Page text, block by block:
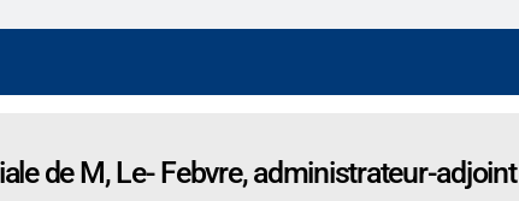
de M, Le- Febvre, administrateur-